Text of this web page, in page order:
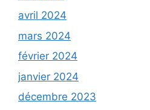
avril 2024
mars 2024
février 2024
janvier 2024
décembre 2023